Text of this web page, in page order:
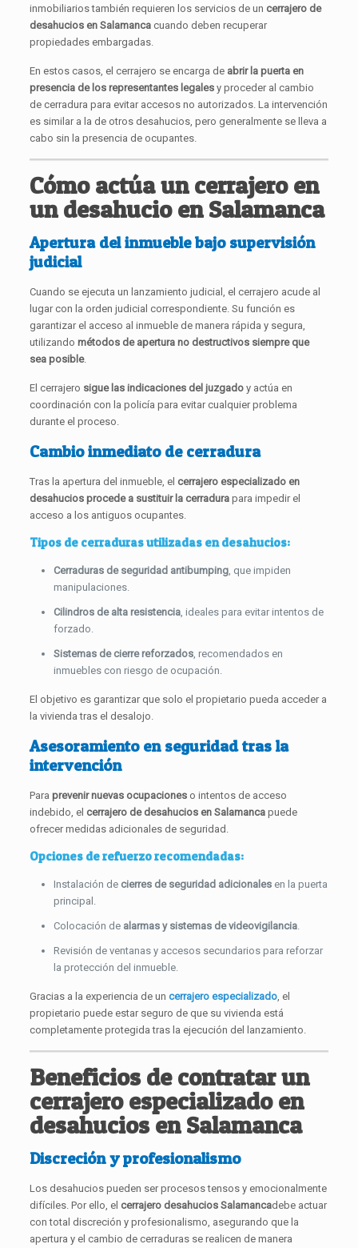
inmobiliarios también requieren los servicios de un cerrajero de
desahucios en Salamanca cuando deben recuperar
propiedades embargadas.
En estos casos, el cerrajero se encarga de abrir la puerta en
presencia de los representantes legales y proceder al cambio
de cerradura para evitar accesos no autorizados. La intervención
es similar a la de otros desahucios, pero generalmente se lleva a
cabo sin la presencia de ocupantes.
Cómo actúa un cerrajero en
un desahucio en Salamanca
Apertura del inmueble bajo supervisión
judicial
Cuando se ejecuta un lanzamiento judicial, el cerrajero acude al
lugar con la orden judicial correspondiente. Su función es
garantizar el acceso al inmueble de manera rápida y segura,
utilizandométodos de apertura no destructivos siempre que
sea posible.
El cerrajero sigue las indicaciones del juzgado y actúa en
coordinación con la policía para evitar cualquier problema
durante el proceso.
Cambio inmediato de cerradura
Tras la apertura del inmueble, el cerrajero especializado en
desahucios procede a sustituir la cerradura para impedir el
acceso a los antiguos ocupantes.
Tipos de cerraduras utilizadas en desahucios:
Cerraduras de seguridad antibumping , que impiden
manipulaciones.
Cilindros de alta resistencia , ideales para evitar intentos de
forzado.
Sistemas de cierre reforzados , recomendados en
inmuebles con riesgo de ocupación.
El objetivo es garantizar que solo el propietario pueda acceder a
la vivienda tras el desalojo.
Asesoramiento en seguridad tras la
intervención
Paraprevenir nuevas ocupaciones o intentos de acceso
indebido, el cerrajero de desahucios en Salamanca puede
ofrecer medidas adicionales de seguridad.
Opciones de refuerzo recomendadas:
Instalación de cierres de seguridad adicionales en la puerta
principal.
Colocación de alarmas y sistemas de videovigilancia
Revisión de ventanas y accesos secundarios para reforzar
la protección del inmueble.
Gracias a la experiencia de uncerrajero especializado , el
propietario puede estar seguro de que su vivienda está
completamente protegida tras la ejecución del lanzamiento.
Beneficios de contratar un
cerrajero especializado en
desahucios en Salamanca
Discreción y profesionalismo
Los desahucios pueden ser procesos tensos y emocionalmente
difíciles. Por ello, el cerrajero desahucios Salamancadebe actuar
con total discreción y profesionalismo, asegurando que la
apertura y el cambio de cerraduras se realicen de manera